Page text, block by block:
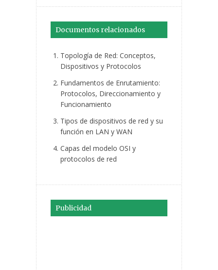
Documentos relacionados
Topología de Red: Conceptos,
Dispositivos y Protocolos
Fundamentos de Enrutamiento:
Protocolos, Direccionamiento y
Funcionamiento
Tipos de dispositivos de red y su
función en LAN y WAN
Capas del modelo OSI y
protocolos de red
Publicidad